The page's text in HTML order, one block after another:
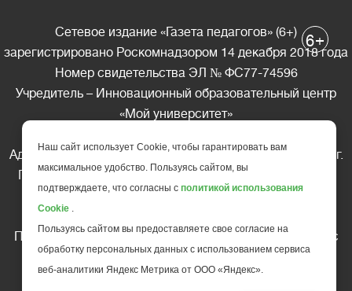
Сетевое издание «Газета педагогов» (6+)
зарегистрировано Роскомнадзором 14 декабря 2018 года
Номер свидетельства ЭЛ № ФС77-74596
Учредитель – Инновационный образовательный центр
«Мой университет»
Адрес редакции: 185035 Россия, Республика Карелия, г.
Петрозаводск, ул. Фридриха Энгельса д.10, офис 211
Телефон редакции: +7 (499) 685-10-45
Перепечатка материалов газеты допускается только c
письменного разрешения редакции
Ссылка на «Газету педагогов» обязательна.
6+
Наш сайт использует Cookie, чтобы гарантировать вам
максимальное удобство. Пользуясь сайтом, вы
подтверждаете, что согласны с политикой использования
Cookie .
Пользуясь сайтом вы предоставляете свое согласие на
обработку персональных данных с использованием сервиса
веб-аналитики Яндекс Метрика от ООО «Яндекс».